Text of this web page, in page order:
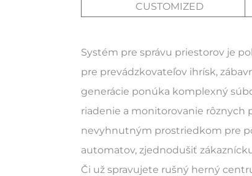
CUSTOMIZED
Systém pre správu priestorov je
pre prevádzkovateľov ihrísk,
generácie ponúka komplexný
riadenie a monitorovanie rôznych
nevyhnutným prostriedkom pre
automatov, zjednodušiť
Či už spravujete rušný herný